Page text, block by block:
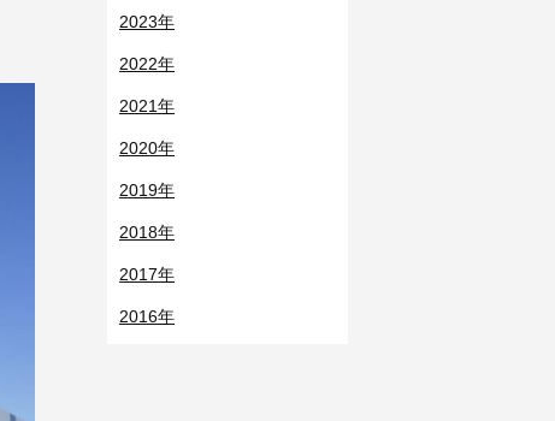
2023年
2022年
2021年
2020年
2019年
2018年
2017年
2016年